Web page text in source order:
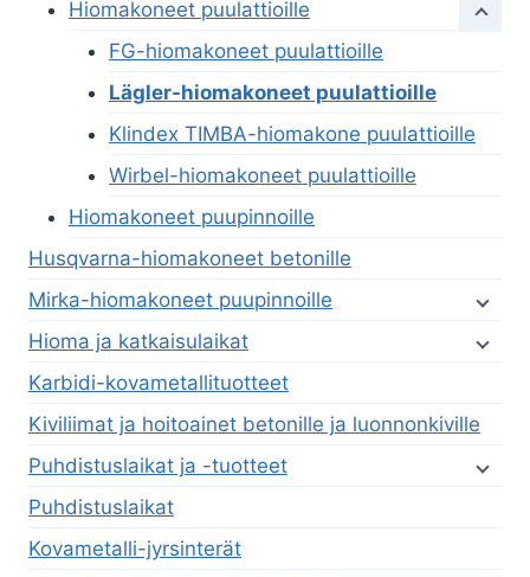
Hiomakoneet puulattioille
FG-hiomakoneet puulattioille
Lägler-hiomakoneet puulattioille
Klindex TIMBA-hiomakone puulattioille
Wirbel-hiomakoneet puulattioille
Hiomakoneet puupinnoille
Husqvarna-hiomakoneet betonille
Mirka-hiomakoneet puupinnoille
Hioma ja katkaisulaikat
Karbidi-kovametallituotteet
Kiviliimat ja hoitoainet betonille ja luonnonkiville
Puhdistuslaikat ja -tuotteet
Puhdistuslaikat
Kovametalli-jyrsinterät